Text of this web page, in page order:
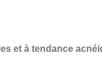
et à tendance